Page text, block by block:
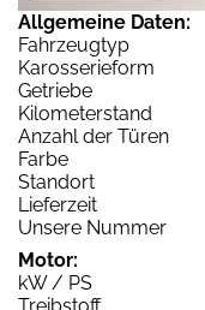
Allgemeine Daten:
Fahrzeugtyp
Karosserieform
Getriebe
Kilometerstand
Anzahl der Türen
Farbe
Standort
Lieferzeit
Unsere Nummer
Motor:
kW / PS